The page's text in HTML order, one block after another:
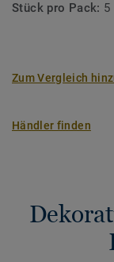
Stück pro Pack: 5
Zum Vergleich
Händler finden